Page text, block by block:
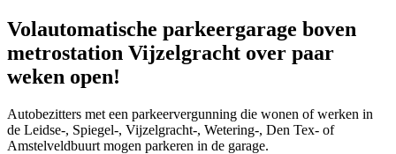
Volautomatische parkeergarage boven
metrostation Vijzelgracht over paar
weken open!
Autobezitters met een parkeervergunning die wonen of werken in
de Leidse-, Spiegel-, Vijzelgracht-, Wetering-, Den Tex- of
Amstelveldbuurt mogen parkeren in de garage.